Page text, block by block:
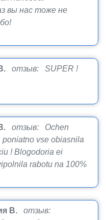
вы нас тоже не
отзыв: SUPER !
отзыв: Ochen
vse obiasnila
! Blogodoria ei
rabotu na 100%
В.
отзыв: